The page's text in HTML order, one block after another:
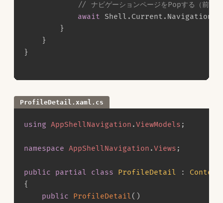
// ナビゲーションページをPopする（前の
await Shell . Current . Navigation
}
}
}
ProfileDetail.xaml.cs
using AppShellNavigation .ViewModels ;
namespace AppShellNavigation .Views ;
public partial class ProfileDetail :
{
public
ProfileDetail( )